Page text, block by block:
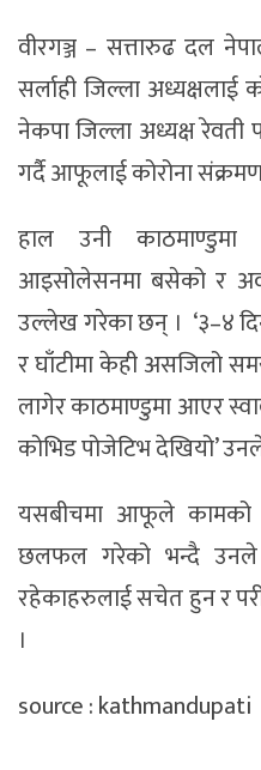
वीरगञ्ज – सत्तारुढ दल
सर्लाही जिल्ला अध्यक्षलाई
नेकपा जिल्ला अध्यक्ष रेवती
गर्दै आफूलाई कोरोना
हाल उनी
आइसोलेसनमा बसेको र
उल्लेख गरेका छन् । ‘३–४
र घाँटीमा केही असजिलो
लागेर काठमाण्डुमा आएर
कोभिड पोजेटिभ देखियो’
यसबीचमा आफूले कामको
छलफल गरेको भन्दै उनले
रहेकाहरुलाई सचेत हुन र
।
source : kathmandupati